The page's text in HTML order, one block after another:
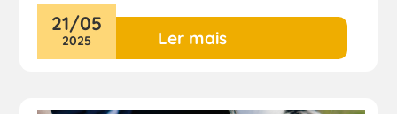
Ler mais
21/05
2025